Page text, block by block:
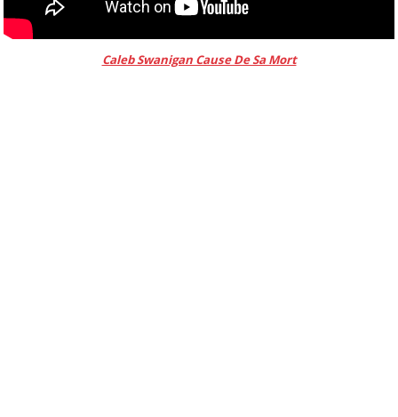
Caleb Swanigan Cause De Sa Mort